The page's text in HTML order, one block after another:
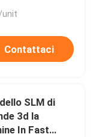
unit
Contattaci
SLM di
3d la
In Fast